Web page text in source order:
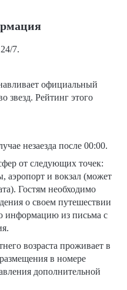
7.
официальный
звезд. Рейтинг этого
незаезда после 00:00.
от следующих точек:
аэропорт и вокзал (может
Гостям необходимо
о своем путешествии
информацию из письма с
возраста проживает в
в номере
дополнительной